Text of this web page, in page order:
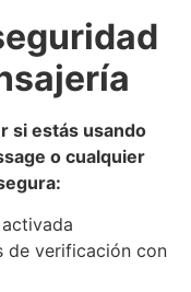
si estás usando
o cualquier
de verificación con